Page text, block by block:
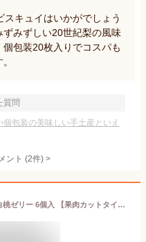
キュイはいかがでしょう
みずしい20世紀梨の風味
包装20枚入りでコスパも
質問
包装の美味しい手土産といえ
ント (2件) >
【20%オフクーポン】岡山県産 白桃ゼリー 6個入 【果肉カットタイプ】 2026 お中元 果肉入り 敬老の日 内祝 お返し 誕生日プレゼント お見舞 快気祝い フルーツゼリー スイーツ ギフト 高級 桃 プレゼント 果物 個包装 もも 手土産 ご挨拶 帰省 志ほや しほや 清風庵